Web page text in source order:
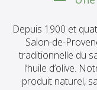
Depuis 1900 et
Salon-de-
traditionnelle du
l’huile d’olive.
produit naturel,